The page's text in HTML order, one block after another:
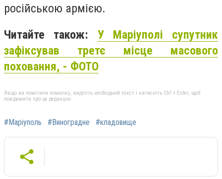
російською армією.
Читайте також: У Маріуполі супутник
зафіксував третє місце масового
поховання, - ФОТО
Якщо ви помітили помилку, виділіть необхідний текст і натисніть Ctrl + Enter, щоб
повідомити про це редакцію
#Маріуполь #Виноградне #кладовище